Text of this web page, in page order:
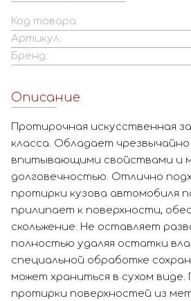
Код товара:
Артикул:
Бренд:
Описание
Протирочная искусственная
класса. Обладает
впитывающими свойствами и
долговечностью. Отлично
протирки кузова автомобиля
прилипает к поверхности,
скольжение. Не оставляет
полностью удаляя остатки
специальной обработке
может храниться в сухом виде.
протирки поверхностей из